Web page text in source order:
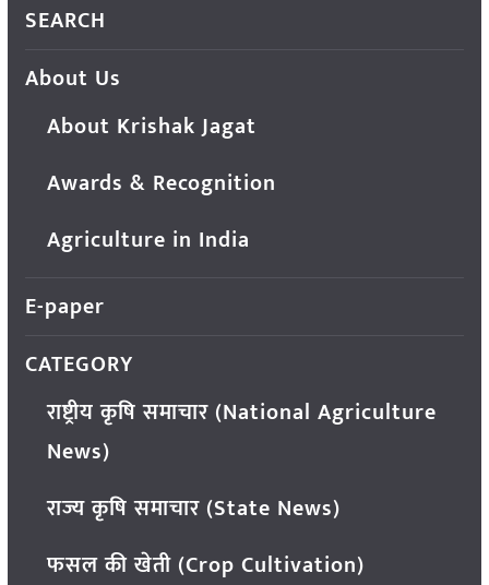
SEARCH
About Us
About Krishak Jagat
Awards & Recognition
Agriculture in India
E-paper
CATEGORY
राष्ट्रीय कृषि समाचार (National Agriculture
News)
राज्य कृषि समाचार (State News)
फसल की खेती (Crop Cultivation)